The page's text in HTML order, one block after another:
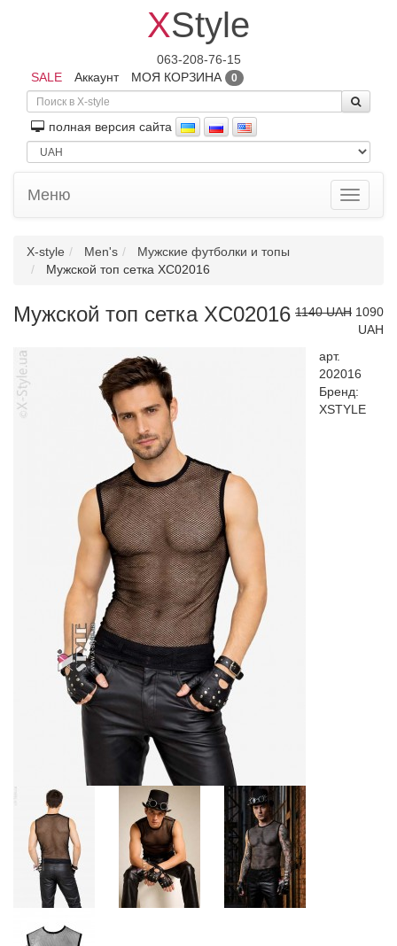
XStyle
063-208-76-15
SALE
Аккаунт МОЯ КОРЗИНА 0
полная версия сайта
Toggle
Меню
X-style Men's
Мужские футболки и топы
Мужской топ сетка XC02016
Мужской топ сетка XC02016 1140 UAH 1090
UAH
арт.
202016
Бренд:
XSTYLE